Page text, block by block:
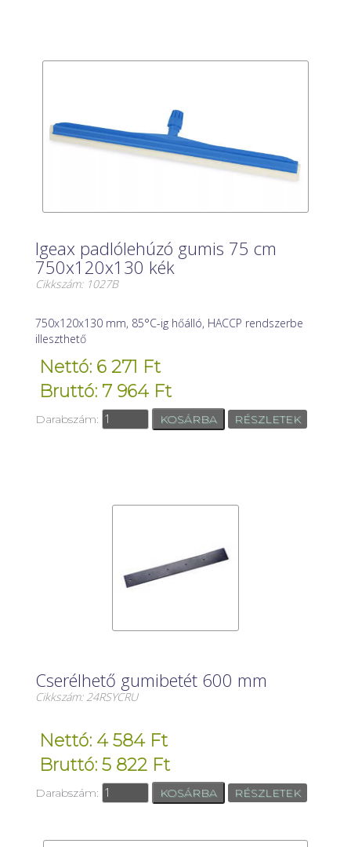
Igeax padlólehúzó gumis 75 cm
750x120x130 kék
Cikkszám: 1027B
750x120x130 mm, 85°C-ig hőálló, HACCP rendszerbe
illeszthető
Nettó: 6 271 Ft
Bruttó: 7 964 Ft
Darabszám: RÉSZLETEK
Cserélhető gumibetét 600 mm
Cikkszám: 24RSYCRU
Nettó: 4 584 Ft
Bruttó: 5 822 Ft
Darabszám: RÉSZLETEK